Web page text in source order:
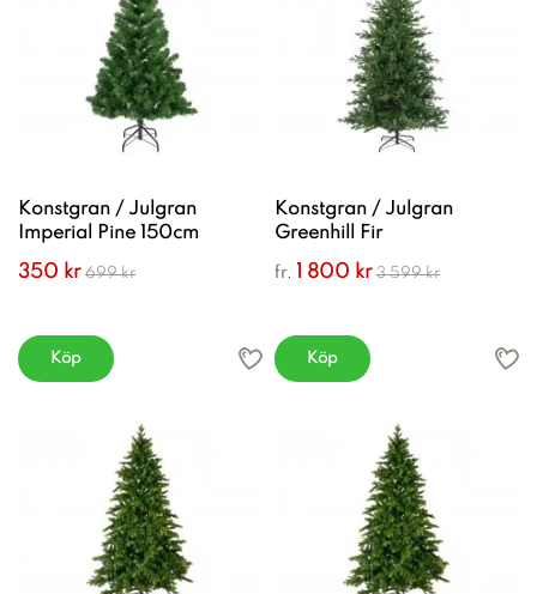
Konstgran / Julgran
Imperial Pine 150cm
350 kr 699 kr
Köp
Konstgran / Julgran
Greenhill Fir
fr. 1 800 kr 3 599 kr
Köp